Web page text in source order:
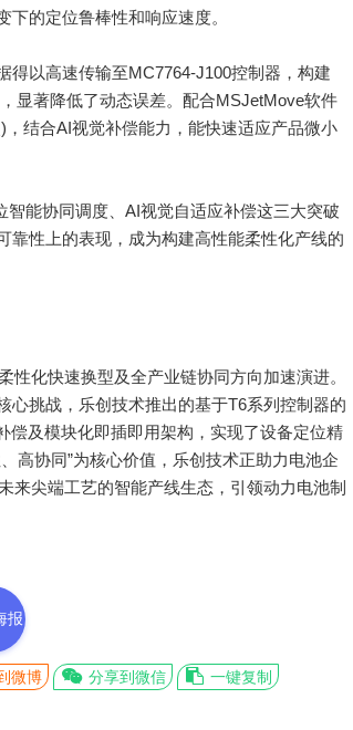
的定位鲁棒性和响应速度。
以高速传输至MC7764-J100控制器，构建
显著降低了动态误差。配合MSJetMove软件
结合AI视觉补偿能力，能快速适应产品微小
能协同调度、AI视觉自适应补偿这三大突破
靠性上的表现，成为构建高性能柔性化产线的
化快速换型及全产业链协同方向加速演进。
心挑战，乐创技术推出的基于T6系列控制器的
偿及模块化即插即用架构，实现了设备定位精
高协同”为核心价值，乐创技术正助力电池企
来尖端工艺的智能产线生态，引领动力电池制
报
微博 分享到微信 一键复制